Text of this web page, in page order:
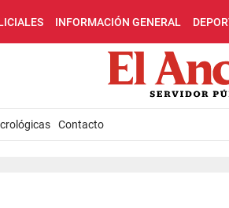
INFORMACIÓN GENERAL
Contacto